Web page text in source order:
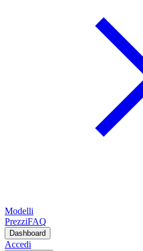
Modelli
PrezziFAQ
Dashboard
Accedi